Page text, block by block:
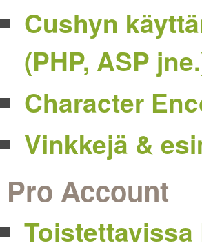
Cushyn
(PHP, ASP
Character
Vinkkejä &
Pro Account
Toistettavissa